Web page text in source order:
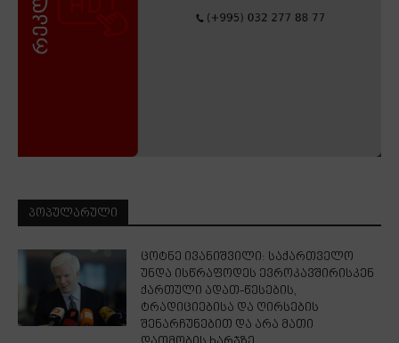
ᲞᲝᲞᲣᲚᲐᲠᲣᲚᲘ
ცოტნე ივანიშვილი: საქართველო
უნდა ისწრაფოდეს ევროკავშირისკენ
ქართული ადათ-წესების,
ტრადიციებისა და ღირსების
შენარჩუნებით და არა მათი